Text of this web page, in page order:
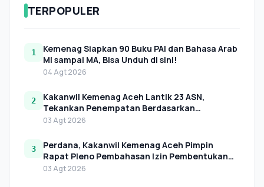
TERPOPULER
1
Kemenag Siapkan 90 Buku PAI dan Bahasa Arab
MI sampai MA, Bisa Unduh di sini!
04 Agt 2026
2
Kakanwil Kemenag Aceh Lantik 23 ASN,
Tekankan Penempatan Berdasarkan
Kebutuhan Organisasi
03 Agt 2026
3
Perdana, Kakanwil Kemenag Aceh Pimpin
Rapat Pleno Pembahasan Izin Pembentukan
LAZNAS Perwakilan di Aceh
03 Agt 2026